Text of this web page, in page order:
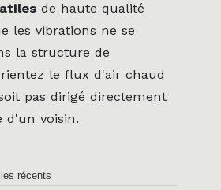
de haute qualité
les vibrations ne se
la structure de
le flux d'air chaud
pas dirigé directement
d'un voisin.
récents